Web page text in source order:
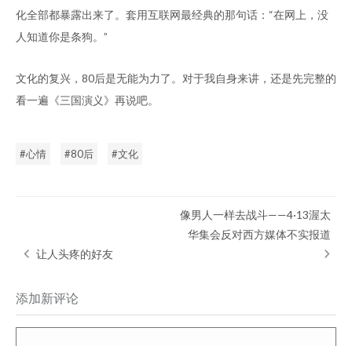
化全部都暴露出来了。套用互联网最经典的那句话：“在网上，没
人知道你是条狗。”
文化的复兴，80后是无能为力了。对于我自身来讲，还是先完整的
看一遍《三国演义》再说吧。
心情 80后 文化
让人头疼的好友
像男人一样去战斗——4·13渥太
华集会反对西方媒体不实报道
添加新评论